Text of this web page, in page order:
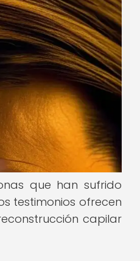
que han sufrido
testimonios ofrecen
capilar